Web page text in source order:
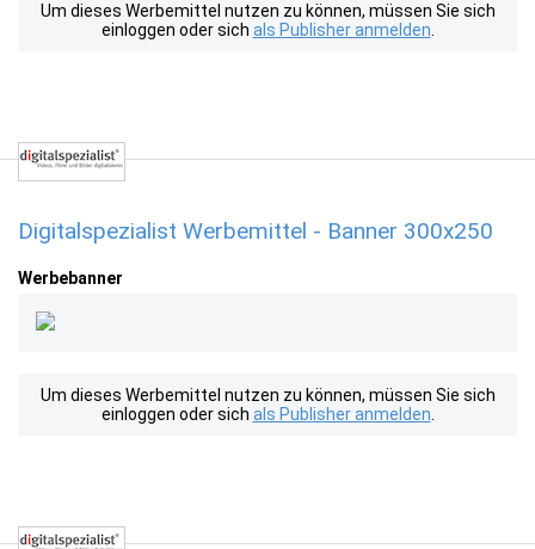
Um dieses Werbemittel nutzen zu können, müssen Sie sich
einloggen oder sich als Publisher anmelden
Digitalspezialist Werbemittel - Banner 300x250
Werbebanner
Um dieses Werbemittel nutzen zu können, müssen Sie sich
einloggen oder sich als Publisher anmelden